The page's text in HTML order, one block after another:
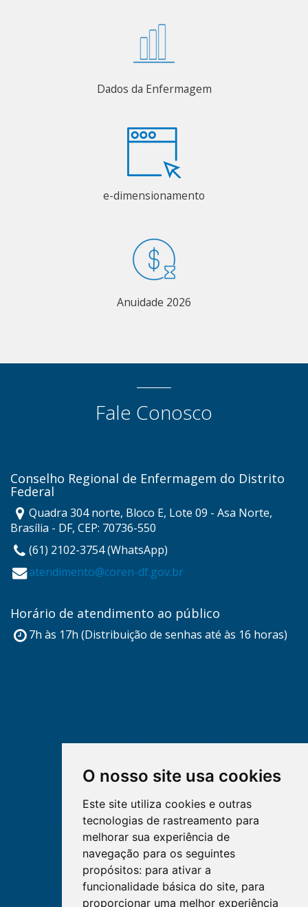
O nosso site usa cookies
Este site utiliza cookies e outras
tecnologias de rastreamento para
melhorar sua experiência de
navegação para os seguintes
propósitos: para ativar a
funcionalidade básica do site, para
proporcionar uma melhor experiência
Dados da Enfermagem
e-dimensionamento
Anuidade 2026
Fale Conosco
Conselho Regional de Enfermagem do Distrito
Federal
Quadra 304 norte, Bloco E, Lote 09 - Asa Norte,
Brasília - DF, CEP: 70736-550
(61) 2102-3754 (WhatsApp)
atendimento@coren-df.gov.br
Horário de atendimento ao público
7h às 17h (Distribuição de senhas até às 16 horas)